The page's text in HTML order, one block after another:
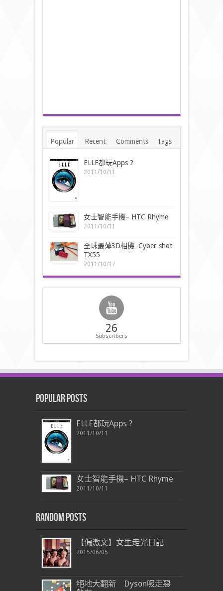
Popular Recent Comments Tags
ELLE都玩Apps ?
2011/10/11
女士智能手機– HTC Rhyme
2011/10/11
全球最薄3D相機–Cyber-shot
TX55
2011/10/17
26
Subscribers
Popular Posts
ELLE都玩Apps ?
2011/10/11
女士智能手機– HTC Rhyme
2011/10/11
Random Posts
【偏激文】女生走光日記
2015/06/05
絕地大翻新 Dyson吸走惡